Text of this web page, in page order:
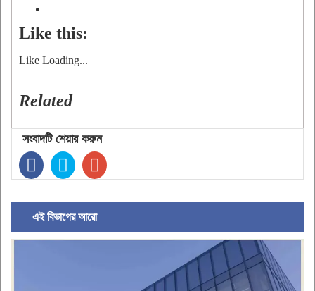
Like this:
Like Loading...
Related
সংবাদটি শেয়ার করুন
এই বিভাগের আরো